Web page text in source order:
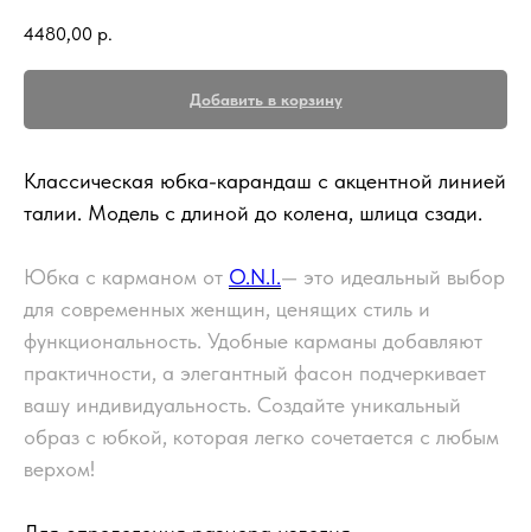
4480,00 р.
Добавить в корзину
Классическая юбка-карандаш с акцентной линией
талии. Модель с длиной до колена, шлица сзади.
Юбка с карманом от O.N.I.— это идеальный выбор
для современных женщин, ценящих стиль и
функциональность. Удобные карманы добавляют
практичности, а элегантный фасон подчеркивает
вашу индивидуальность. Создайте уникальный
образ с юбкой, которая легко сочетается с любым
верхом!